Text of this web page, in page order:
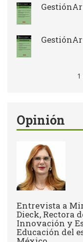
1
Opinión
Entrevista a
Dieck, Rectora
Innovación y
Educación del